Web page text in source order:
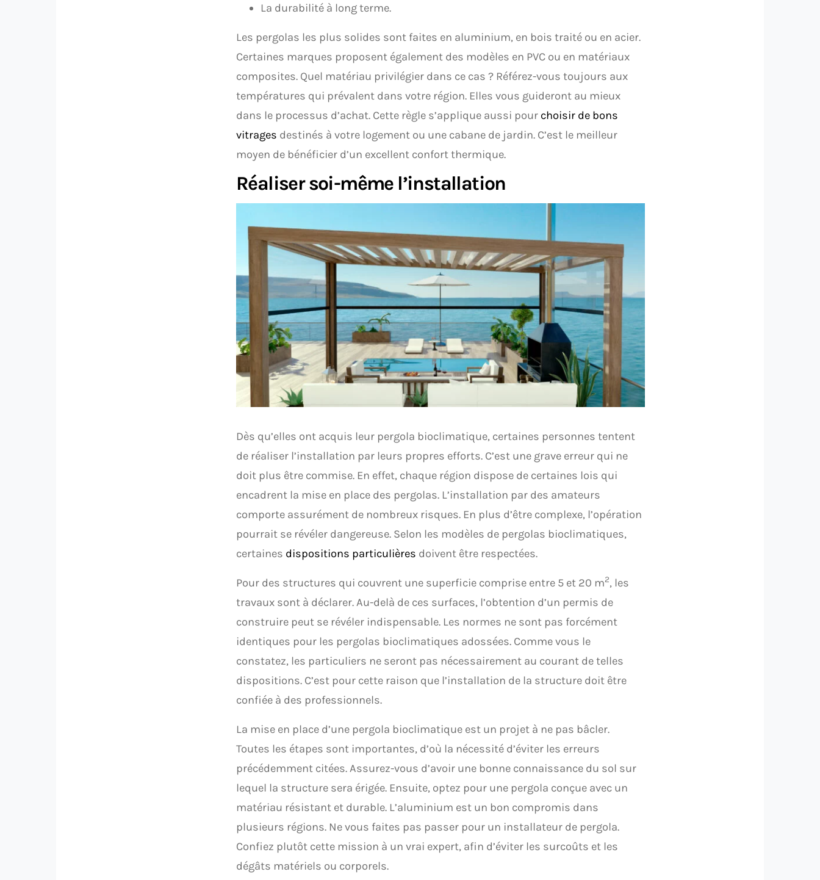
La durabilité à long terme.
Les pergolas les plus solides sont faites en aluminium, en bois traité ou en acier.
Certaines marques proposent également des modèles en PVC ou en matériaux
composites. Quel matériau privilégier dans ce cas ? Référez-vous toujours aux
températures qui prévalent dans votre région. Elles vous guideront au mieux
dans le processus d’achat. Cette règle s’applique aussi pour choisir de bons
vitrages destinés à votre logement ou une cabane de jardin. C’est le meilleur
moyen de bénéficier d’un excellent confort thermique.
Réaliser soi-même l’installation
Dès qu’elles ont acquis leur pergola bioclimatique, certaines personnes tentent
de réaliser l’installation par leurs propres efforts. C’est une grave erreur qui ne
doit plus être commise. En effet, chaque région dispose de certaines lois qui
encadrent la mise en place des pergolas. L’installation par des amateurs
comporte assurément de nombreux risques. En plus d’être complexe, l’opération
pourrait se révéler dangereuse. Selon les modèles de pergolas bioclimatiques,
certaines dispositions particulières doivent être respectées.
Pour des structures qui couvrent une superficie comprise entre 5 et 20 m2, les
travaux sont à déclarer. Au-delà de ces surfaces, l’obtention d’un permis de
construire peut se révéler indispensable. Les normes ne sont pas forcément
identiques pour les pergolas bioclimatiques adossées. Comme vous le
constatez, les particuliers ne seront pas nécessairement au courant de telles
dispositions. C’est pour cette raison que l’installation de la structure doit être
confiée à des professionnels.
La mise en place d’une pergola bioclimatique est un projet à ne pas bâcler.
Toutes les étapes sont importantes, d’où la nécessité d’éviter les erreurs
précédemment citées. Assurez-vous d’avoir une bonne connaissance du sol sur
lequel la structure sera érigée. Ensuite, optez pour une pergola conçue avec un
matériau résistant et durable. L’aluminium est un bon compromis dans
plusieurs régions. Ne vous faites pas passer pour un installateur de pergola.
Confiez plutôt cette mission à un vrai expert, afin d’éviter les surcoûts et les
dégâts matériels ou corporels.